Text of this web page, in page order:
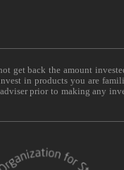
get back the amount
in products you are
prior to making any